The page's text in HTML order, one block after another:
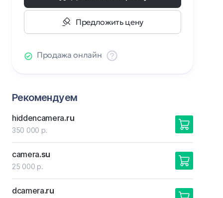
Предложить цену
Продажа онлайн
Рекомендуем
hiddencamera.ru
350 000 р.
camera.su
25 000 р.
dcamera.ru